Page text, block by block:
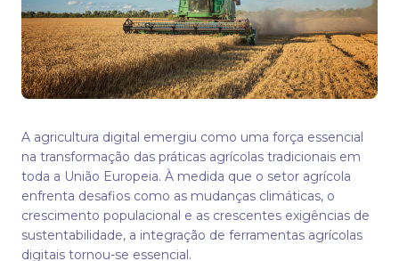
A agricultura digital emergiu como uma força essencial
na transformação das práticas agrícolas tradicionais em
toda a União Europeia. À medida que o setor agrícola
enfrenta desafios como as mudanças climáticas, o
crescimento populacional e as crescentes exigências de
sustentabilidade, a integração de ferramentas agrícolas
digitais tornou-se essencial.